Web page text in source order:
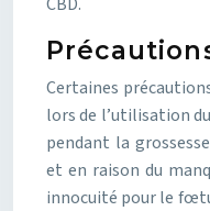
Certaines
lors de l’utilisation
pendant la
et en raison du
innocuité pour le